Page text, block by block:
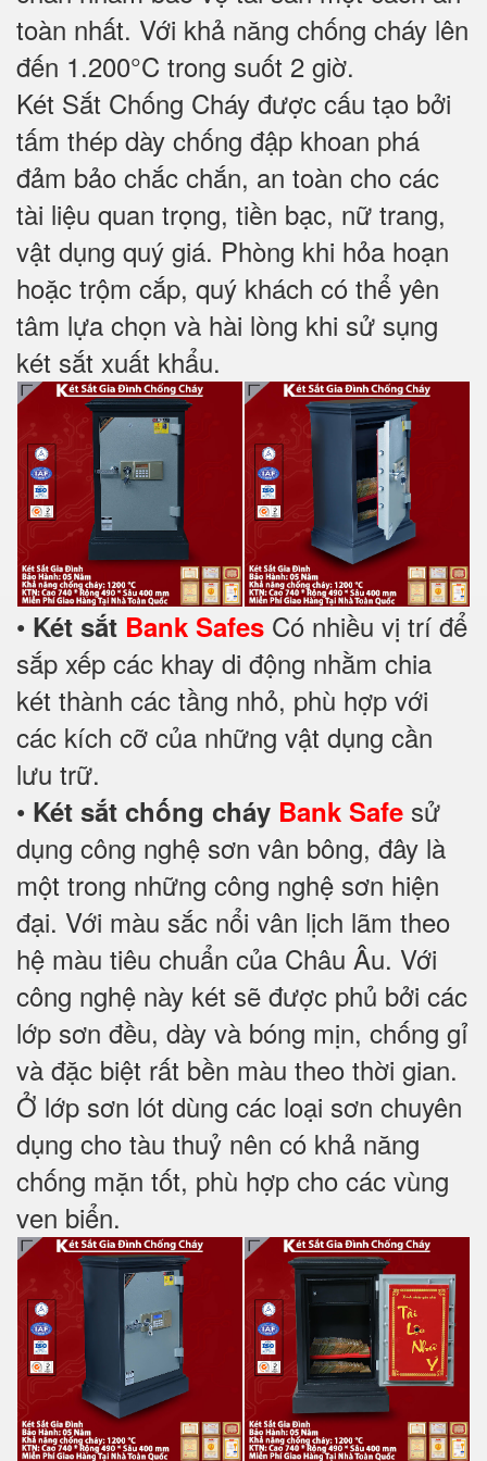
toàn nhất. Với khả năng chống cháy lên
đến 1.200°C trong suốt 2 giờ.
Két Sắt Chống Cháy được cấu tạo bởi
tấm thép dày chống đập khoan phá
đảm bảo chắc chắn, an toàn cho các
tài liệu quan trọng, tiền bạc, nữ trang,
vật dụng quý giá. Phòng khi hỏa hoạn
hoặc trộm cắp, quý khách có thể yên
tâm lựa chọn và hài lòng khi sử sụng
két sắt xuất khẩu.
• Két sắt Bank Safes Có nhiều vị trí để
sắp xếp các khay di động nhằm chia
két thành các tầng nhỏ, phù hợp với
các kích cỡ của những vật dụng cần
lưu trữ.
• Két sắt chống cháy Bank Safe sử
dụng công nghệ sơn vân bông, đây là
một trong những công nghệ sơn hiện
đại. Với màu sắc nổi vân lịch lãm theo
hệ màu tiêu chuẩn của Châu Âu. Với
công nghệ này két sẽ được phủ bởi các
lớp sơn đều, dày và bóng mịn, chống gỉ
và đặc biệt rất bền màu theo thời gian.
Ở lớp sơn lót dùng các loại sơn chuyên
dụng cho tàu thuỷ nên có khả năng
chống mặn tốt, phù hợp cho các vùng
ven biển.